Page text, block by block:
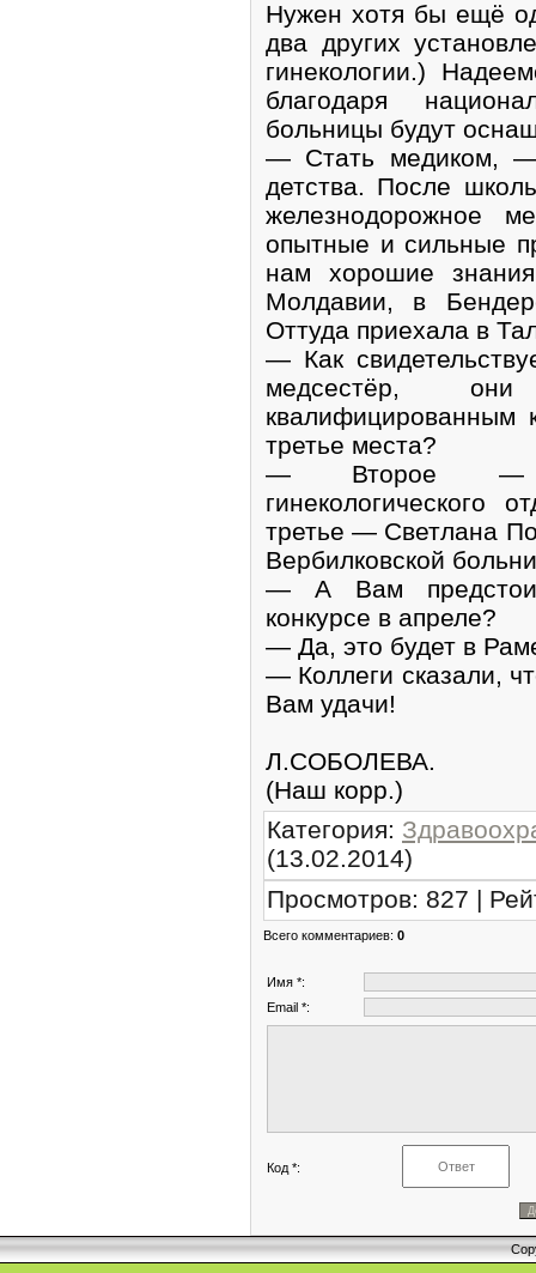
Нужен хотя бы ещё
два других
гинекологии.)
благодаря
больницы будут
— Стать медиком,
детства. После
железнодорожное
опытные и сильные
нам хорошие
Молдавии, в
Оттуда приехала в
— Как
медсестёр,
квалифицированным
третье места?
— Второе —
гинекологического
третье — Светлана
Вербилковской
— А Вам
конкурсе в апреле?
— Да, это будет в
— Коллеги сказали,
Вам удачи!
Л.СОБОЛЕВА.
(Наш корр.)
Категория:
(13.02.2014)
Просмотров: 827 |
Всего комментариев: 0
Имя *:
Email *:
Код *: